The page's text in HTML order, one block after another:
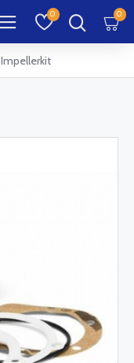
0 0
Impellerkit